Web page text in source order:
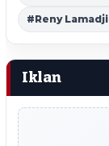
#Reny
Iklan